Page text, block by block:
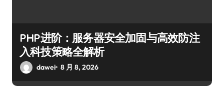
PHP进阶：服务器安全加固与高效防注
入科技策略全解析
dawei 8 月 8, 2026